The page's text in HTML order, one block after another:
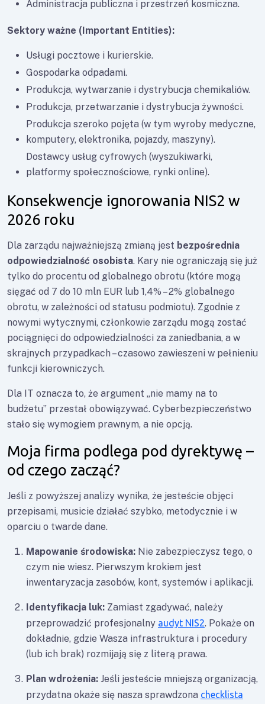
Administracja publiczna i przestrzeń kosmiczna.
Sektory ważne (Important Entities):
Usługi pocztowe i kurierskie.
Gospodarka odpadami.
Produkcja, wytwarzanie i dystrybucja chemikaliów.
Produkcja, przetwarzanie i dystrybucja żywności.
Produkcja szeroko pojęta (w tym wyroby medyczne,
komputery, elektronika, pojazdy, maszyny).
Dostawcy usług cyfrowych (wyszukiwarki,
platformy społecznościowe, rynki online).
Konsekwencje ignorowania NIS2 w
2026 roku
Dla zarządu najważniejszą zmianą jest bezpośrednia
odpowiedzialność osobista. Kary nie ograniczają się już
tylko do procentu od globalnego obrotu (które mogą
sięgać od 7 do 10 mln EUR lub 1,4% – 2% globalnego
obrotu, w zależności od statusu podmiotu). Zgodnie z
nowymi wytycznymi, członkowie zarządu mogą zostać
pociągnięci do odpowiedzialności za zaniedbania, a w
skrajnych przypadkach – czasowo zawieszeni w pełnieniu
funkcji kierowniczych.
Dla IT oznacza to, że argument „nie mamy na to
budżetu” przestał obowiązywać. Cyberbezpieczeństwo
stało się wymogiem prawnym, a nie opcją.
Moja firma podlega pod dyrektywę –
od czego zacząć?
Jeśli z powyższej analizy wynika, że jesteście objęci
przepisami, musicie działać szybko, metodycznie i w
oparciu o twarde dane.
Mapowanie środowiska: Nie zabezpieczysz tego, o
czym nie wiesz. Pierwszym krokiem jest
inwentaryzacja zasobów, kont, systemów i aplikacji.
Identyfikacja luk: Zamiast zgadywać, należy
przeprowadzić profesjonalny audyt NIS2. Pokaże on
dokładnie, gdzie Wasza infrastruktura i procedury
(lub ich brak) rozmijają się z literą prawa.
Plan wdrożenia: Jeśli jesteście mniejszą organizacją,
przydatna okaże się nasza sprawdzona checklista